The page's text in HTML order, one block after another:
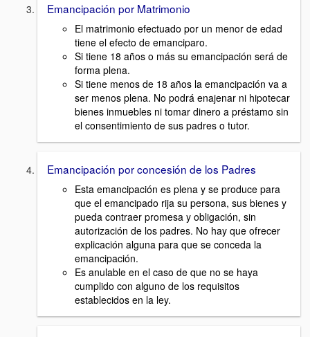
Emancipación por Matrimonio
El matrimonio efectuado por un menor de edad
tiene el efecto de emanciparo.
Si tiene 18 años o más su emancipación será de
forma plena.
Si tiene menos de 18 años la emancipación va a
ser menos plena. No podrá enajenar ni hipotecar
bienes inmuebles ni tomar dinero a préstamo sin
el consentimiento de sus padres o tutor.
Emancipación por concesión de los Padres
Esta emancipación es plena y se produce para
que el emancipado rija su persona, sus bienes y
pueda contraer promesa y obligación, sin
autorización de los padres. No hay que ofrecer
explicación alguna para que se conceda la
emancipación.
Es anulable en el caso de que no se haya
cumplido con alguno de los requisitos
establecidos en la ley.